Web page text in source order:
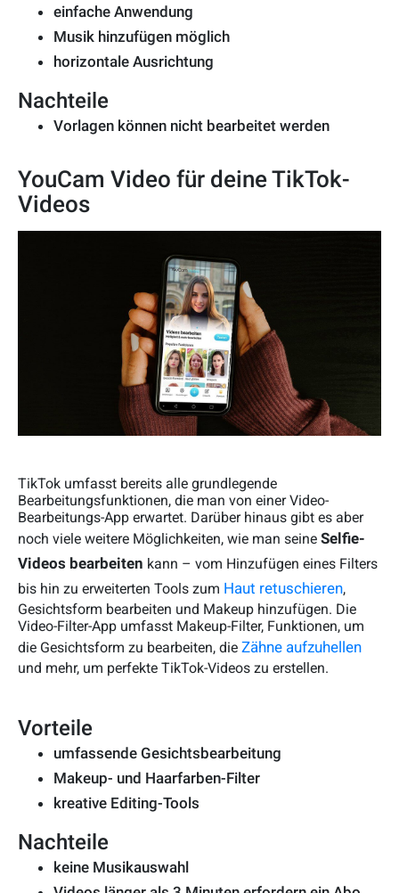
einfache Anwendung
Musik hinzufügen möglich
horizontale Ausrichtung
Nachteile
Vorlagen können nicht bearbeitet werden
YouCam Video für deine TikTok-
Videos
TikTok umfasst bereits alle grundlegende
Bearbeitungsfunktionen, die man von einer Video-
Bearbeitungs-App erwartet. Darüber hinaus gibt es aber
noch viele weitere Möglichkeiten, wie man seine Selfie-
Videos bearbeiten kann – vom Hinzufügen eines Filters
bis hin zu erweiterten Tools zum Haut retuschieren,
Gesichtsform bearbeiten und Makeup hinzufügen. Die
Video-Filter-App umfasst Makeup-Filter, Funktionen, um
die Gesichtsform zu bearbeiten, die Zähne aufzuhellen
und mehr, um perfekte TikTok-Videos zu erstellen.
Vorteile
umfassende Gesichtsbearbeitung
Makeup- und Haarfarben-Filter
kreative Editing-Tools
Nachteile
keine Musikauswahl